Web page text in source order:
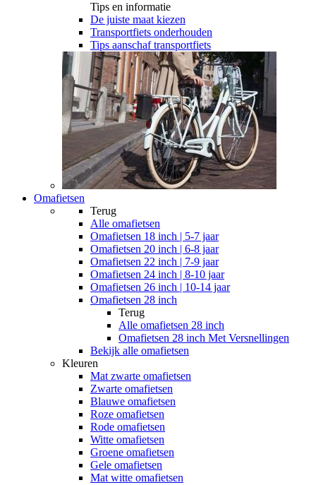
Tips en informatie
De juiste maat kiezen
Transportfiets onderhouden
Tips aanschaf transportfiets
Omafietsen
Terug
Alle omafietsen
Omafietsen 18 inch | 5-7 jaar
Omafietsen 20 inch | 6-8 jaar
Omafietsen 22 inch | 7-9 jaar
Omafietsen 24 inch | 8-10 jaar
Omafietsen 26 inch | 10-14 jaar
Omafietsen 28 inch
Terug
Alle omafietsen 28 inch
Omafietsen 28 inch Met Versnellingen
Bekijk alle omafietsen
Kleuren
Mat zwarte omafietsen
Zwarte omafietsen
Blauwe omafietsen
Roze omafietsen
Rode omafietsen
Witte omafietsen
Groene omafietsen
Gele omafietsen
Mat witte omafietsen